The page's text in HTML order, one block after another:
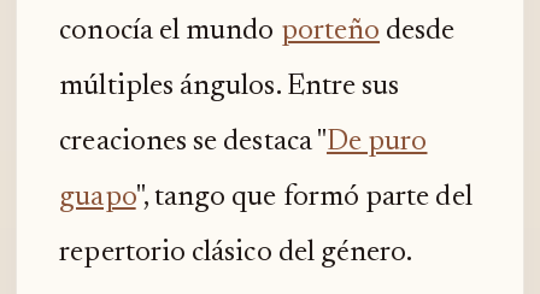
conocía el mundo porteño desde
múltiples ángulos. Entre sus
creaciones se destaca "De puro
guapo", tango que formó parte del
repertorio clásico del género.